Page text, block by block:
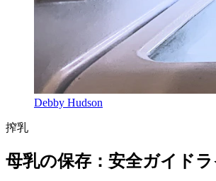
Debby Hudson
搾乳
母乳の保存：安全ガイド